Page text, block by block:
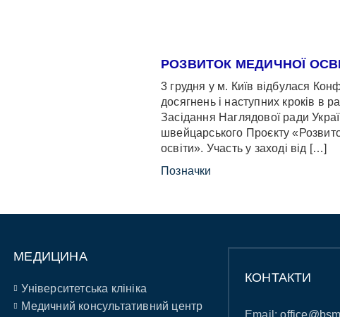
РОЗВИТОК МЕДИЧНОЇ
3 грудня у м. Київ відбулася
досягнень і наступних кроків в
Засідання Наглядової ради
швейцарського Проєкту
освіти». Участь у заході від […]
Позначки
МЕДИЦИНА
Університетська клініка
Медичний консультативний центр
КОНТАКТИ
Email: